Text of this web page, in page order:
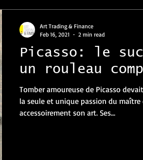
Picasso: le
un rouleau
Tomber amoureuse de Picasso
la seule et unique passion du
accessoirement son art. Ses...
Art Trading & Finance
Feb 16, 2021
2 min read